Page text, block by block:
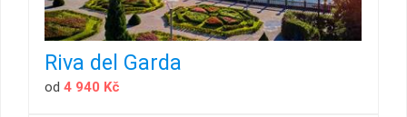
Riva del Garda
od 4 940 Kč